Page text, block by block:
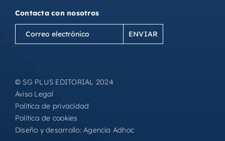
Contacta con nosotros
Correo
electrónico
© SG PLUS EDITORIAL 2024
Aviso Legal
Política de privacidad
Política de cookies
Diseño y desarrollo:Agencia Adhoc